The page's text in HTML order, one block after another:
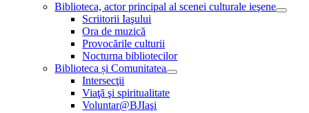
Biblioteca, actor principal al scenei culturale ieşene
Scriitorii Iaşului
Ora de muzică
Provocările culturii
Nocturna bibliotecilor
Biblioteca și Comunitatea
Intersecţii
Viaţă şi spiritualitate
Voluntar@BJIaşi